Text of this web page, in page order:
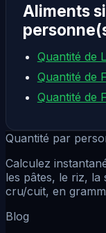
Aliments
Quantité de
Quantité de
Quantité de
Quantité par
Calculez
les pâtes, le riz,
cru/cuit, en
Blog